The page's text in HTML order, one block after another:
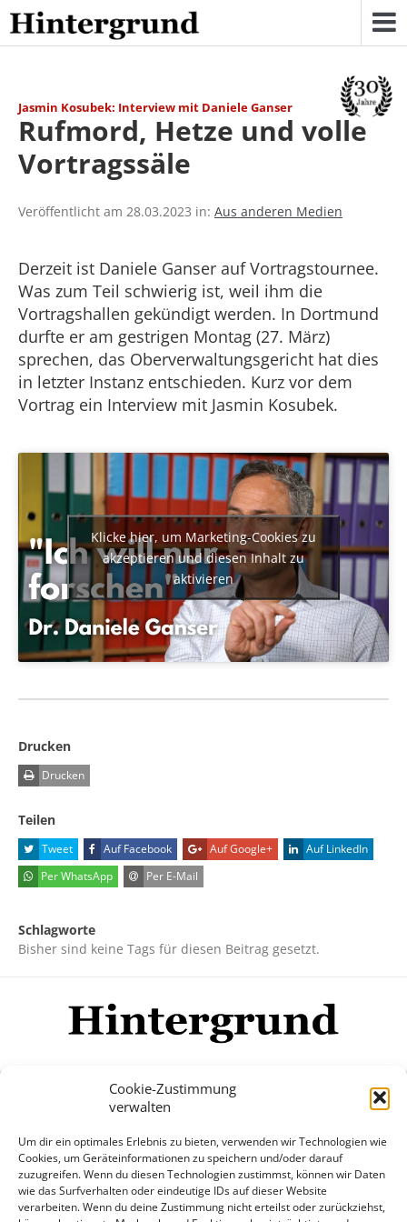
Cookie-Zustimmung
verwalten
Um dir ein optimales Erlebnis zu bieten, verwenden wir Technologien wie
Cookies, um Geräteinformationen zu speichern und/oder darauf
zuzugreifen. Wenn du diesen Technologien zustimmst, können wir Daten
wie das Surfverhalten oder eindeutige IDs auf dieser Website
verarbeiten. Wenn du deine Zustimmung nicht erteilst oder zurückziehst,
Skip
to
content
Jasmin Kosubek: Interview mit Daniele Ganser
Rufmord, Hetze und volle
Vortragssäle
Veröffentlicht am 28.03.2023 in: Aus anderen Medien
Derzeit ist Daniele Ganser auf Vortragstournee.
Was zum Teil schwierig ist, weil ihm die
Vortragshallen gekündigt werden. In Dortmund
durfte er am gestrigen Montag (27. März)
sprechen, das Oberverwaltungsgericht hat dies
in letzter Instanz entschieden. Kurz vor dem
Vortrag ein Interview mit Jasmin Kosubek.
Klicke hier, um Marketing-Cookies zu
akzeptieren und diesen Inhalt zu
aktivieren
Drucken
Drucken
Teilen
Tweet Auf Facebook Auf Google+
Auf LinkedIn
Per WhatsApp
Per E-Mail
Schlagworte
Bisher sind keine Tags für diesen Beitrag gesetzt.
Mehr
© Copyright Hintergrund.de, 2015 - 2026